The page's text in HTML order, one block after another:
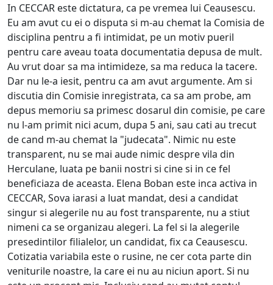
In CECCAR este dictatura, ca pe vremea lui Ceausescu.
Eu am avut cu ei o disputa si m-au chemat la Comisia de
disciplina pentru a fi intimidat, pe un motiv pueril
pentru care aveau toata documentatia depusa de mult.
Au vrut doar sa ma intimideze, sa ma reduca la tacere.
Dar nu le-a iesit, pentru ca am avut argumente. Am si
discutia din Comisie inregistrata, ca sa am probe, am
depus memoriu sa primesc dosarul din comisie, pe care
nu l-am primit nici acum, dupa 5 ani, sau cati au trecut
de cand m-au chemat la "judecata". Nimic nu este
transparent, nu se mai aude nimic despre vila din
Herculane, luata pe banii nostri si cine si in ce fel
beneficiaza de aceasta. Elena Boban este inca activa in
CECCAR, Sova iarasi a luat mandat, desi a candidat
singur si alegerile nu au fost transparente, nu a stiut
nimeni ca se organizau alegeri. La fel si la alegerile
presedintilor filialelor, un candidat, fix ca Ceausescu.
Cotizatia variabila este o rusine, ne cer cota parte din
veniturile noastre, la care ei nu au niciun aport. Si nu